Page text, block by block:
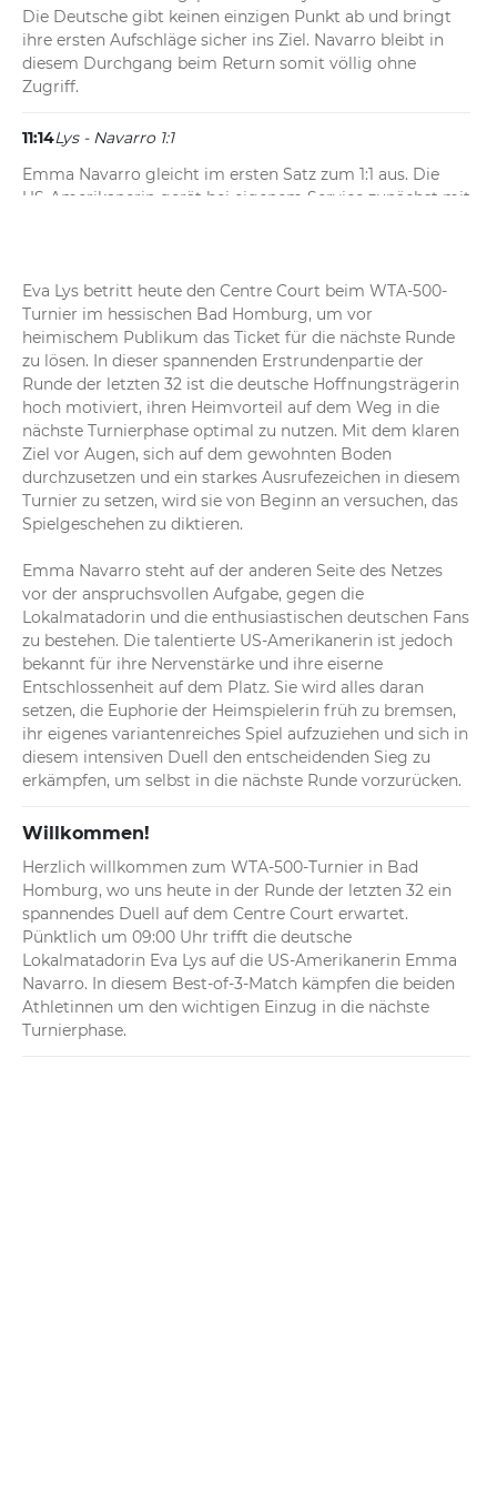
Die Deutsche gibt keinen einzigen Punkt ab und bringt
ihre ersten Aufschläge sicher ins Ziel. Navarro bleibt in
diesem Durchgang beim Return somit völlig ohne
Zugriff.
11:14Lys - Navarro 1:1
Emma Navarro gleicht im ersten Satz zum 1:1 aus. Die
US-Amerikanerin gerät bei eigenem Service zunächst mit
11:12Lys - Navarro 1:0
Eva Lys sichert sich das Auftaktspiel. Nach einem 15:30-
Rückstand und einem Fehler beim ersten Aufschlag
stabilisiert sich die Deutsche rechtzeitig und bringt ihr
Service zum 1:0 durch.
Eva Lys betritt heute den Centre Court beim WTA-500-
Turnier im hessischen Bad Homburg, um vor
heimischem Publikum das Ticket für die nächste Runde
zu lösen. In dieser spannenden Erstrundenpartie der
Runde der letzten 32 ist die deutsche Hoffnungsträgerin
hoch motiviert, ihren Heimvorteil auf dem Weg in die
nächste Turnierphase optimal zu nutzen. Mit dem klaren
Ziel vor Augen, sich auf dem gewohnten Boden
durchzusetzen und ein starkes Ausrufezeichen in diesem
Turnier zu setzen, wird sie von Beginn an versuchen, das
Spielgeschehen zu diktieren.
Emma Navarro steht auf der anderen Seite des Netzes
vor der anspruchsvollen Aufgabe, gegen die
Lokalmatadorin und die enthusiastischen deutschen Fans
zu bestehen. Die talentierte US-Amerikanerin ist jedoch
bekannt für ihre Nervenstärke und ihre eiserne
Entschlossenheit auf dem Platz. Sie wird alles daran
setzen, die Euphorie der Heimspielerin früh zu bremsen,
ihr eigenes variantenreiches Spiel aufzuziehen und sich in
diesem intensiven Duell den entscheidenden Sieg zu
erkämpfen, um selbst in die nächste Runde vorzurücken.
Willkommen!
Herzlich willkommen zum WTA-500-Turnier in Bad
Homburg, wo uns heute in der Runde der letzten 32 ein
spannendes Duell auf dem Centre Court erwartet.
Pünktlich um 09:00 Uhr trifft die deutsche
Lokalmatadorin Eva Lys auf die US-Amerikanerin Emma
Navarro. In diesem Best-of-3-Match kämpfen die beiden
Athletinnen um den wichtigen Einzug in die nächste
Turnierphase.